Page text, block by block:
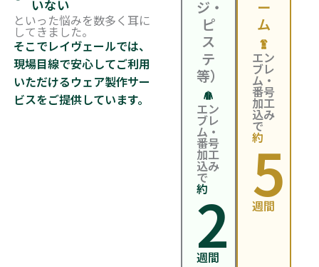
いない
といった悩みを数多く耳に
してきました。
そこでレイヴェールでは、
現場目線で安心してご利用
いただけるウェア製作サー
ビスをご提供しています。
ジ・
ピ
ス
テ
等）
エン
ブレ
ム・
番号
加工
込み
で
約
2
週間
ー
ム
エン
ブレ
ム・
番号
加工
込み
で
約
5
週間